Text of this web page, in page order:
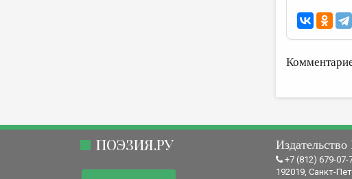
ПОЭЗИЯ.РУ
+7 (812) 679-07-
192019, Санкт-